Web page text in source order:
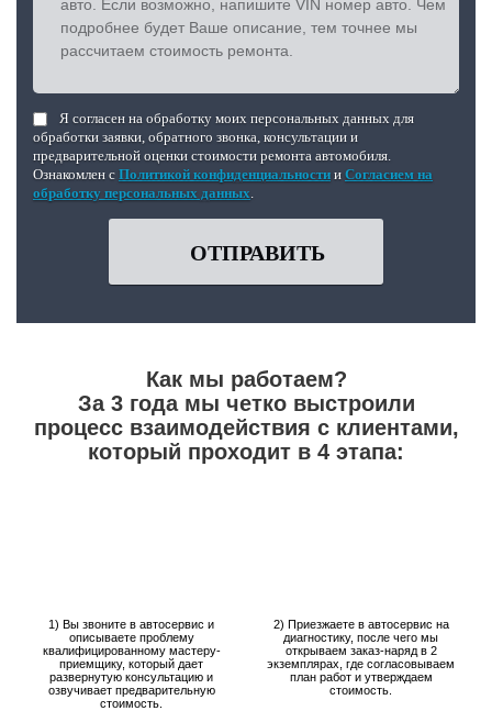
Я согласен на обработку моих персональных данных для
обработки заявки, обратного звонка, консультации и
предварительной оценки стоимости ремонта автомобиля.
Ознакомлен с Политикой конфиденциальности и Согласием на
обработку персональных данных
ОТПРАВИТЬ
Как мы работаем?
За 3 года мы четко выстроили
процесс взаимодействия с клиентами,
который проходит в 4 этапа:
1) Вы звоните в автосервис и
описываете проблему
квалифицированному мастеру-
приемщику, который дает
развернутую консультацию и
озвучивает предварительную
стоимость.
2) Приезжаете в автосервис на
диагностику, после чего мы
открываем заказ-наряд в 2
экземплярах, где согласовываем
план работ и утверждаем
стоимость.